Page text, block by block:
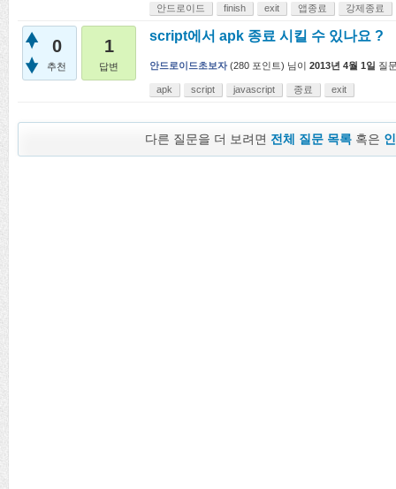
안드로이드 finish exit 앱종료 강제종료
0
추천
1
답변
script에서 apk 종료 시킬 수 있나요 ?
안드로이드초보자 (280 포인트) 님이 2013년 4월 1일 질
apk script javascript 종료 exit
다른 질문을 더 보려면 전체 질문 목록 혹은